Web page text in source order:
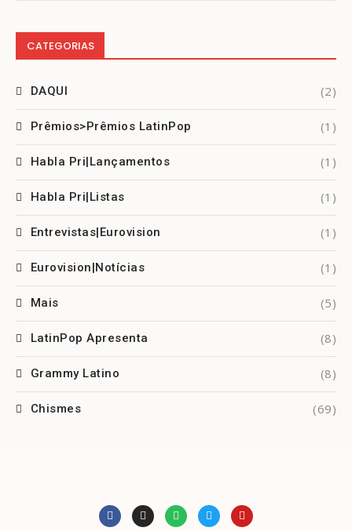
CATEGORIAS
DAQUI (2)
Prêmios>Prêmios LatinPop (1)
Habla Pri|Lançamentos (1)
Habla Pri|Listas (1)
Entrevistas|Eurovision (1)
Eurovision|Notícias (1)
Mais (5)
LatinPop Apresenta (8)
Grammy Latino (8)
Chismes (69)